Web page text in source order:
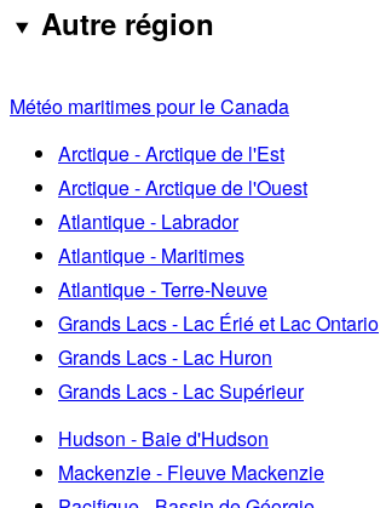
Autre région
Météo maritimes pour le Canada
Arctique - Arctique de l'Est
Arctique - Arctique de l'Ouest
Atlantique - Labrador
Atlantique - Maritimes
Atlantique - Terre-Neuve
Grands Lacs - Lac Érié et Lac Ontario
Grands Lacs - Lac Huron
Grands Lacs - Lac Supérieur
Hudson - Baie d'Hudson
Mackenzie - Fleuve Mackenzie